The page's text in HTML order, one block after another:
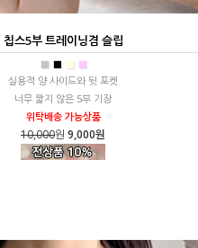
칩스5부 트레이닝겸 슬립
■ ■ ■ ■
실용적 양 사이드와 뒷 포켓
너무 짧지 않은 5부 기장
위탁배송 가능상품
10,000원 9,000원